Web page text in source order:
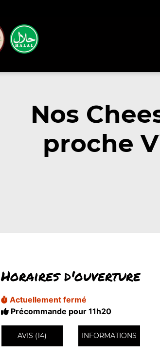
Nos
proche
Horaires d'ouverture
Actuellement fermé
Précommande pour 11h20
AVIS (14) INFORMATIONS